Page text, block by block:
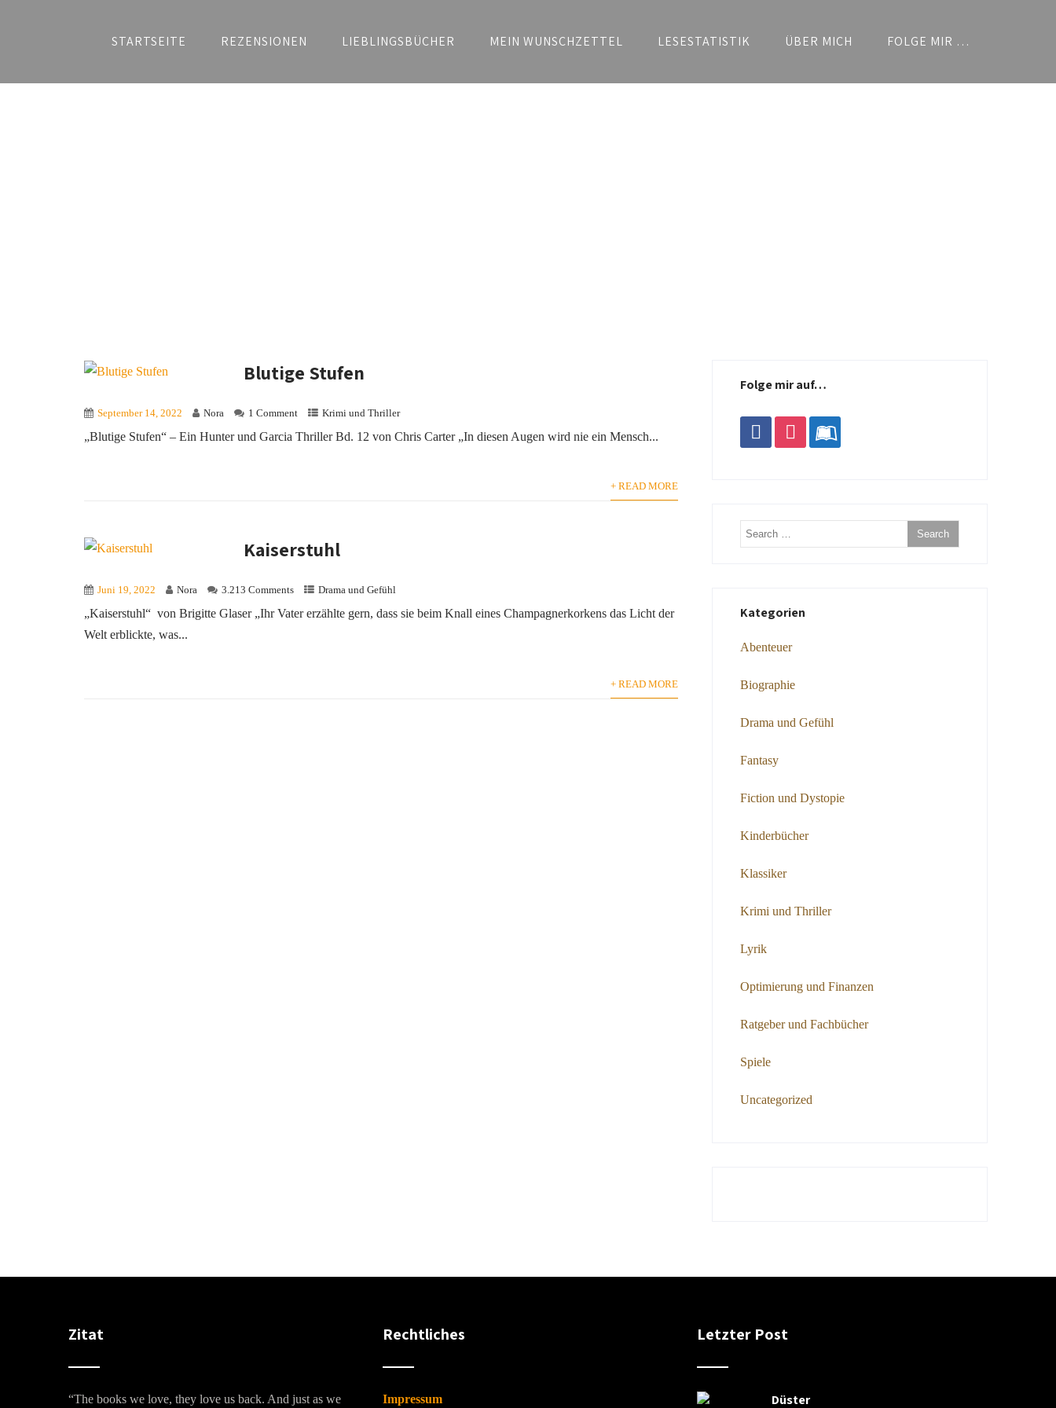
STARTSEITE REZENSIONEN LIEBLINGSBÜCHER MEIN WUNSCHZETTEL LESESTATISTIK ÜBER MICH FOLGE MIR …
Blutige Stufen
September 14, 2022 Nora 1 Comment Krimi und Thriller
„Blutige Stufen“ – Ein Hunter und Garcia Thriller Bd. 12 von Chris Carter „In diesen Augen wird nie ein Mensch...
+ READ MORE
Kaiserstuhl
Juni 19, 2022 Nora 3.213 Comments Drama und Gefühl
„Kaiserstuhl“ von Brigitte Glaser „Ihr Vater erzählte gern, dass sie beim Knall eines Champagnerkorkens das Licht der
Welt erblickte, was...
+ READ MORE
Folge mir auf…
facebookinstagramleanpub
Kategorien
Abenteuer
Biographie
Drama und Gefühl
Fantasy
Fiction und Dystopie
Kinderbücher
Klassiker
Krimi und Thriller
Lyrik
Optimierung und Finanzen
Ratgeber und Fachbücher
Spiele
Uncategorized
Zitat
“The books we love, they love us back. And just as we
Rechtliches
Impressum
Letzter Post
Düster